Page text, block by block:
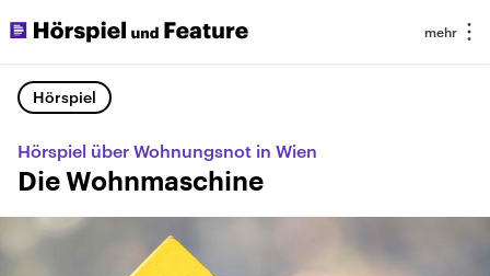
Hörspiel
Hörspiel über Wohnungsnot in Wien
Die Wohnmaschine